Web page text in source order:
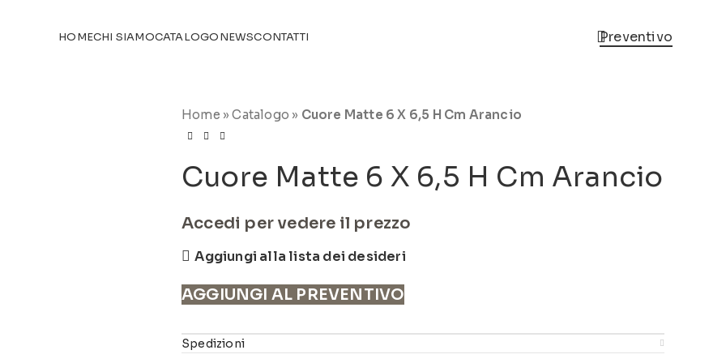
HOMECHI SIAMOCATALOGONEWSCONTATTI Preventivo
Home »Catalogo » Cuore Matte 6 X 6,5 H Cm Arancio
Cuore Matte 6 X 6,5 H Cm Arancio
Accedi per vedere il prezzo
Aggiungi alla lista dei desideri
AGGIUNGI AL PREVENTIVO
Spedizioni